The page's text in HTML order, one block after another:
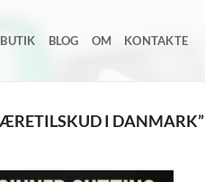
BUTIK BLOG OM KONTAKTE
I DANMARK”